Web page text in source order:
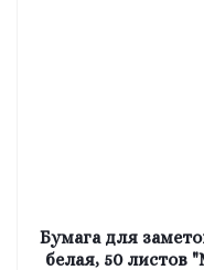
Бумага для
белая, 50 листов